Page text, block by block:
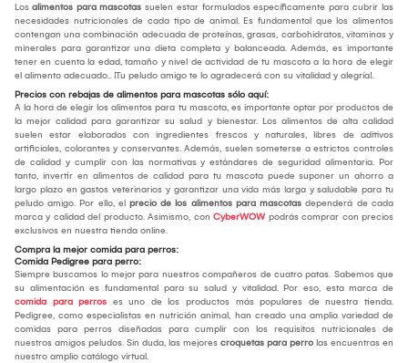
Los alimentos para mascotas suelen estar formulados específicamente para cubrir las
necesidades nutricionales de cada tipo de animal. Es fundamental que los alimentos
contengan una combinación adecuada de proteínas, grasas, carbohidratos, vitaminas y
minerales para garantizar una dieta completa y balanceada. Además, es importante
tener en cuenta la edad, tamaño y nivel de actividad de tu mascota a la hora de elegir
el alimento adecuado.. ¡Tu peludo amigo te lo agradecerá con su vitalidad y alegría!.
Precios con rebajas de alimentos para mascotas sólo aquí:
A la hora de elegir los alimentos para tu mascota, es importante optar por productos de
la mejor calidad para garantizar su salud y bienestar. Los alimentos de alta calidad
suelen estar elaborados con ingredientes frescos y naturales, libres de aditivos
artificiales, colorantes y conservantes. Además, suelen someterse a estrictos controles
de calidad y cumplir con las normativas y estándares de seguridad alimentaria. Por
tanto, invertir en alimentos de calidad para tu mascota puede suponer un ahorro a
largo plazo en gastos veterinarios y garantizar una vida más larga y saludable para tu
peludo amigo. Por ello, el precio de los alimentos para mascotas dependerá de cada
marca y calidad del producto. Asimismo, con CyberWOWpodrás comprar con precios
exclusivos en nuestra tienda online.
Compra la mejor comida para perros:
Comida Pedigree para perro:
Siempre buscamos lo mejor para nuestros compañeros de cuatro patas. Sabemos que
su alimentación es fundamental para su salud y vitalidad. Por eso, esta marca de
comida para perros es uno de los productos más populares de nuestra tienda.
Pedigree, como especialistas en nutrición animal, han creado una amplia variedad de
comidas para perros diseñadas para cumplir con los requisitos nutricionales de
nuestros amigos peludos. Sin duda, las mejores croquetas para perro las encuentras en
nuestro amplio catálogo virtual.